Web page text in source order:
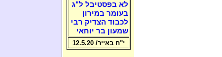
לא בפסטיבל ל"ג
בעומר במירון
לכבוד הצדיק רבי
שמעון בר יוחאי
י"ח באייר/ 12.5.20